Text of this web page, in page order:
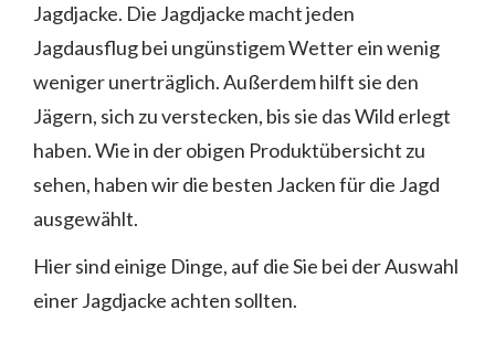
Jagdjacke. Die Jagdjacke macht jeden
Jagdausflug bei ungünstigem Wetter ein wenig
weniger unerträglich. Außerdem hilft sie den
Jägern, sich zu verstecken, bis sie das Wild erlegt
haben. Wie in der obigen Produktübersicht zu
sehen, haben wir die besten Jacken für die Jagd
ausgewählt.
Hier sind einige Dinge, auf die Sie bei der Auswahl
einer Jagdjacke achten sollten.